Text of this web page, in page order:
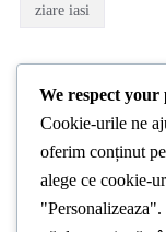
ziare iasi
PREVIOUS
We respect your
Cookie-urile ne
oferim conținut
alege ce cookie-